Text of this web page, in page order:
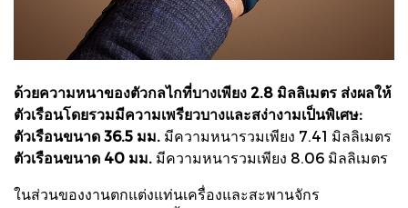
ด้วยความหนาของตัวกลไกที่บางเพียง 2.8 มิลลิเมตร ส่งผลให้
ตัวเรือนโดยรวมมีความเพรียวบางและสง่างามเป็นพิเศษ:
ตัวเรือนขนาด 36.5 มม. มีความหนารวมเพียง 7.41 มิลลิเมตร
ตัวเรือนขนาด 40 มม. มีความหนารวมเพียง 8.06 มิลลิเมตร
ในส่วนของงานตกแต่งแท่นเครื่องและสะพานจักร